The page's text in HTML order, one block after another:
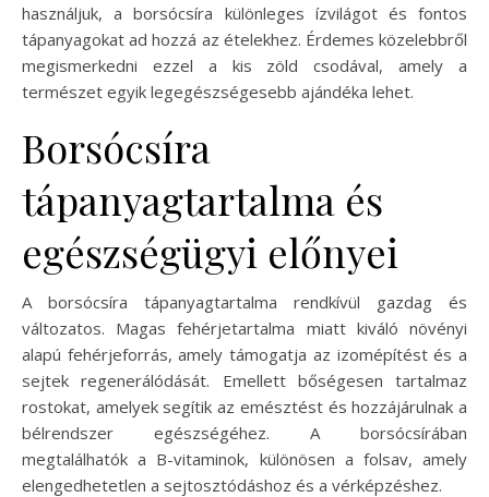
használjuk, a borsócsíra különleges ízvilágot és fontos
tápanyagokat ad hozzá az ételekhez. Érdemes közelebbről
megismerkedni ezzel a kis zöld csodával, amely a
természet egyik legegészségesebb ajándéka lehet.
Borsócsíra
tápanyagtartalma és
egészségügyi előnyei
A borsócsíra tápanyagtartalma rendkívül gazdag és
változatos. Magas fehérjetartalma miatt kiváló növényi
alapú fehérjeforrás, amely támogatja az izomépítést és a
sejtek regenerálódását. Emellett bőségesen tartalmaz
rostokat, amelyek segítik az emésztést és hozzájárulnak a
bélrendszer egészségéhez. A borsócsírában
megtalálhatók a B-vitaminok, különösen a folsav, amely
elengedhetetlen a sejtosztódáshoz és a vérképzéshez.